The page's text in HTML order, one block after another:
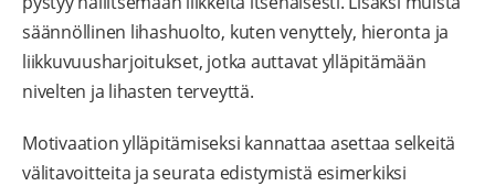
säännöllinen lihashuolto, kuten venyttely, hieronta ja
liikkuvuusharjoitukset, jotka auttavat ylläpitämään
nivelten ja lihasten terveyttä.
Motivaation ylläpitämiseksi kannattaa asettaa selkeitä
välitavoitteita ja seurata edistymistä esimerkiksi